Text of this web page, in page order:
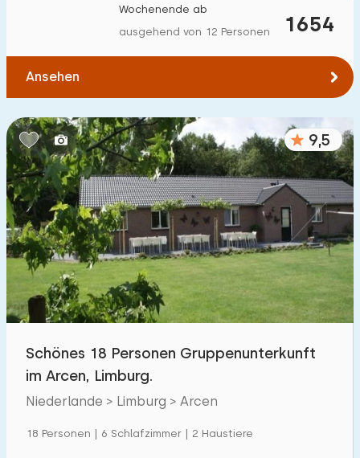
1654
Wochenende ab
ausgehend von 12 Personen
Ansehen
9,5
Schönes 18 Personen Gruppenunterkunft
im Arcen, Limburg.
Niederlande > Limburg > Arcen
18 Personen | 6 Schlafzimmer | 2 Haustiere